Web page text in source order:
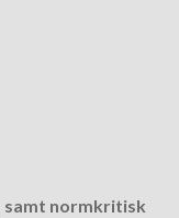
samt normkritisk